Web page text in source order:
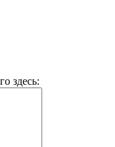
здесь: